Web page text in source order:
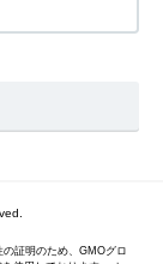
証明のため、GMOグロ